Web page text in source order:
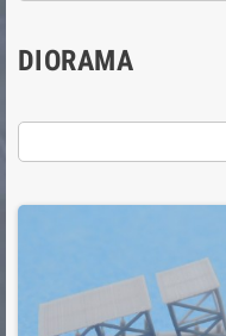
DIORAMA